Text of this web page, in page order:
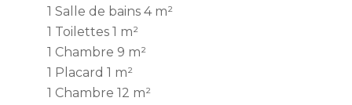
1 Salle de bains 4 m²
1 Toilettes 1 m²
1 Chambre 9 m²
1 Placard 1 m²
1 Chambre 12 m²